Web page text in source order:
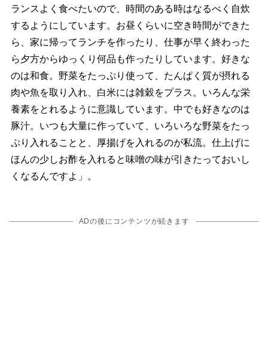
ランスよく食べたいので、時間のある時はなるべく自炊
するようにしています。お昼くらいに空き時間ができた
ら、家に帰ってランチを作ったり、仕事が早く終わった
ら夕方からゆっくり何品も作ったりしています。好きな
のは和食。野菜をたっぷり使って、たんぱく質が摂れる
肉や魚を取り入れ、白米には雑穀をプラス。いろんな栄
養素をとれるように意識しています。中でも好きなのは
豚汁。いつも大量に作っていて、いろいろな野菜をたっ
ぷり入れることと、厚揚げを入れるのが私流。仕上げに
ほんの少しお酢を入れると味噌の味が引きたっておいし
くなるんですよ」。
ADの後にコンテンツが続きます